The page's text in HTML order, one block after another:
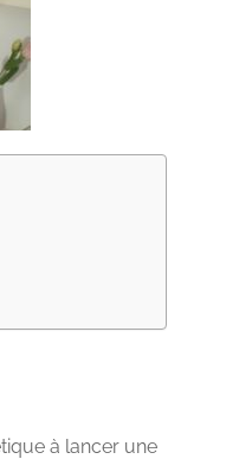
à lancer une